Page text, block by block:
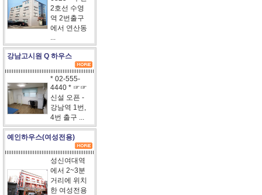
2호선 수영
역 2번출구
에서 연산동
...
강남고시원 Q 하우스
* 02-555-
4440 * ☞☞
신설 오픈 -
강남역 1번,
4번 출구 ...
예인하우스(여성전용)
성신여대역
에서 2~3분
거리에 위치
한 여성전용